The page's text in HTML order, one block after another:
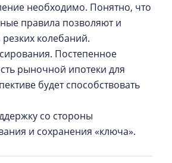
необходимо. Понятно, что
правила позволяют и
колебаний.
Постепенное
рыночной ипотеки для
будет способствовать
со стороны
и сохранения «ключа».